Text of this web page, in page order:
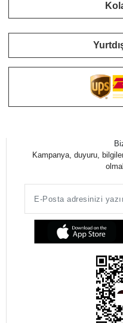
Kampanya, duyuru,